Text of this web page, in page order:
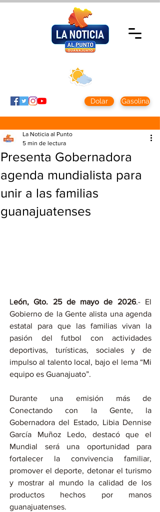
Dolar Gasolina
Presenta Gobernadora
agenda mundialista para
unir a las familias
guanajuatenses
La Noticia al Punto
5 min de lectura
León, Gto. 25 de mayo de 2026.- El
Gobierno de la Gente alista una agenda
estatal para que las familias vivan la
pasión del futbol con actividades
deportivas, turísticas, sociales y de
impulso al talento local, bajo el lema “Mi
equipo es Guanajuato”.
Durante una emisión más de
Conectando con la Gente, la
Gobernadora del Estado, Libia Dennise
García Muñoz Ledo, destacó que el
Mundial será una oportunidad para
fortalecer la convivencia familiar,
promover el deporte, detonar el turismo
y mostrar al mundo la calidad de los
productos hechos por manos
guanajuatenses.